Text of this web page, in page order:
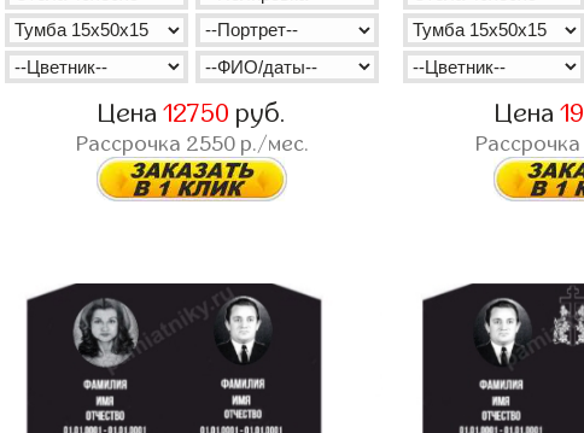
Цена12750 руб.
Рассрочка 2550р./мес.
Цена
Рассрочка